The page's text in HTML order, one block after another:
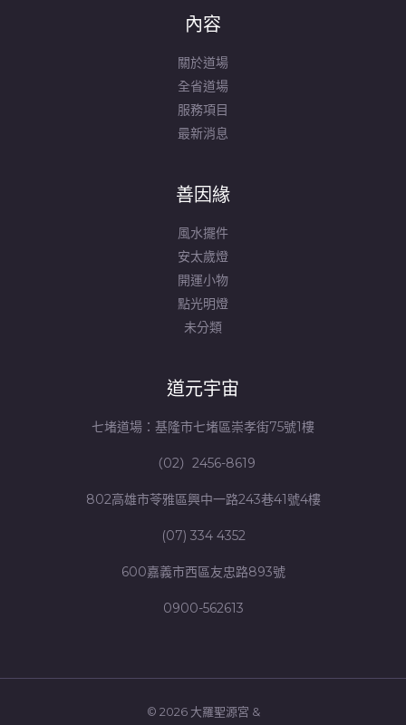
內容
關於道場
全省道場
服務項目
最新消息
善因緣
風水擺件
安太歲燈
開運小物
點光明燈
未分類
道元宇宙
七堵道場：基隆市七堵區崇孝街75號1樓
（02）2456-8619
802高雄市苓雅區興中一路243巷41號4樓
(07) 334 4352
600嘉義市西區友忠路893號
0900-562613
© 2026 大羅聖源宮 &